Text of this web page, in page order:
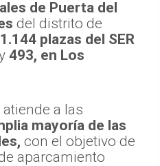
de Puerta del
del distrito de
1.144 plazas del SER
493, en Los
a las
mayoría de las
con el objetivo de
aparcamiento